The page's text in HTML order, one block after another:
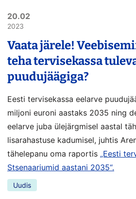
20.02
2023
Vaata järele!
teha tervisekassa
puudujäägiga?
Eesti tervisekassa eelarve
miljoni euroni aastaks 2035 ning
eelarve juba ülejärgmisel aastal
lisarahastuse kadumisel, juhtis
tähelepanu oma raportis „Eesti
Stsenaariumid aastani 2035“.
Uudis